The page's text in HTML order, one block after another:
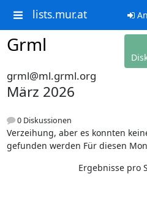
lists.mur.at
Grml
grml@ml.grml.org
März 2026
0 Diskussionen
Verzeihung, aber es konnten
gefunden werden Für diesen
Ergebnisse pro